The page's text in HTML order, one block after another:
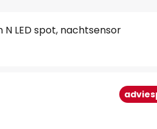
N LED spot, nachtsensor